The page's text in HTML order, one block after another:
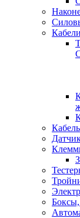
Кабели